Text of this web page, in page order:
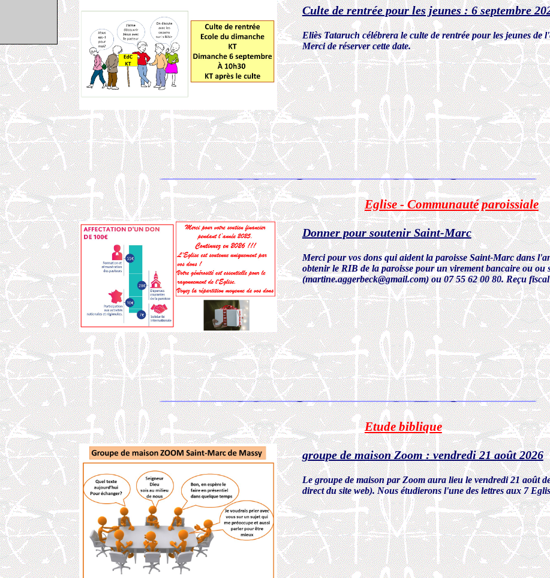
Culte de rentrée pour les jeunes : 6 septembre
Eliès Tataruch célébrera le culte de rentrée pour les jeunes de
Merci de réserver cette date.
Eglise - Communauté paroissiale
Donner pour soutenir Saint-Marc
Merci pour vos dons qui aident la paroisse Saint-Marc dans
obtenir le RIB de la paroisse pour un virement bancaire ou ou
(martine.aggerbeck@gmail.com) ou 07 55 62 00 80. Reçu
Etude biblique
groupe de maison Zoom : vendredi 21 août 2026
Le groupe de maison par Zoom aura lieu le vendredi 21 août
direct du site web). Nous étudierons l'une des lettres aux 7